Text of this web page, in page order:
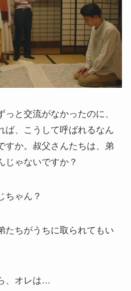
と交流がなかったのに、
ば、こうして呼ばれるなん
すか。叔父さんたちは、弟
じゃないですか？
ちゃん？
たちがうちに取られてもい
、オレは…